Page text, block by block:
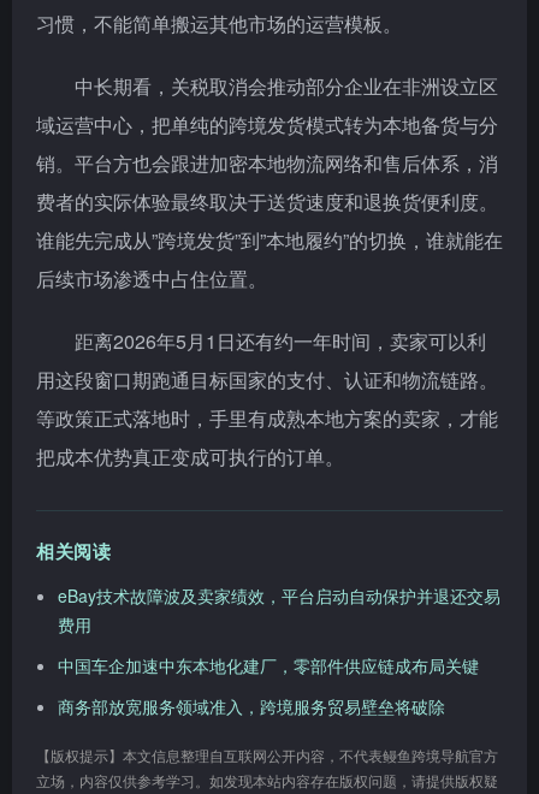
习惯，不能简单搬运其他市场的运营模板。
中长期看，关税取消会推动部分企业在非洲设立区
域运营中心，把单纯的跨境发货模式转为本地备货与分
销。平台方也会跟进加密本地物流网络和售后体系，消
费者的实际体验最终取决于送货速度和退换货便利度。
谁能先完成从”跨境发货”到”本地履约”的切换，谁就能在
后续市场渗透中占住位置。
距离2026年5月1日还有约一年时间，卖家可以利
用这段窗口期跑通目标国家的支付、认证和物流链路。
等政策正式落地时，手里有成熟本地方案的卖家，才能
把成本优势真正变成可执行的订单。
相关阅读
eBay技术故障波及卖家绩效，平台启动自动保护并退还交易
费用
中国车企加速中东本地化建厂，零部件供应链成布局关键
商务部放宽服务领域准入，跨境服务贸易壁垒将破除
【版权提示】本文信息整理自互联网公开内容，不代表鳗鱼跨境导航官方
立场，内容仅供参考学习。如发现本站内容存在版权问题，请提供版权疑